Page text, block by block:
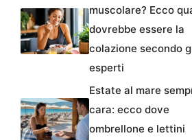
muscolare? Ecco
dovrebbe essere la
colazione secondo
esperti
Estate al mare
cara: ecco dove
ombrellone e lettini